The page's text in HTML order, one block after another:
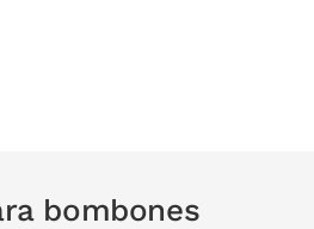
bombones